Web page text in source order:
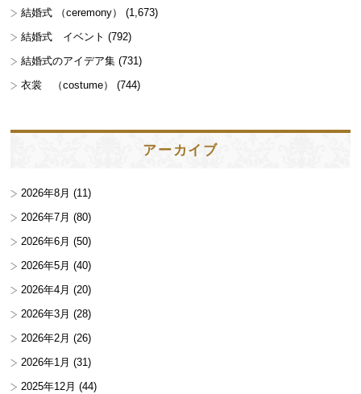
結婚式 （ceremony）
(1,673)
結婚式 イベント (792)
結婚式のアイデア集 (731)
衣裳 （costume）
(744)
アーカイブ
2026年8月 (11)
2026年7月 (80)
2026年6月 (50)
2026年5月 (40)
2026年4月 (20)
2026年3月 (28)
2026年2月 (26)
2026年1月 (31)
2025年12月 (44)